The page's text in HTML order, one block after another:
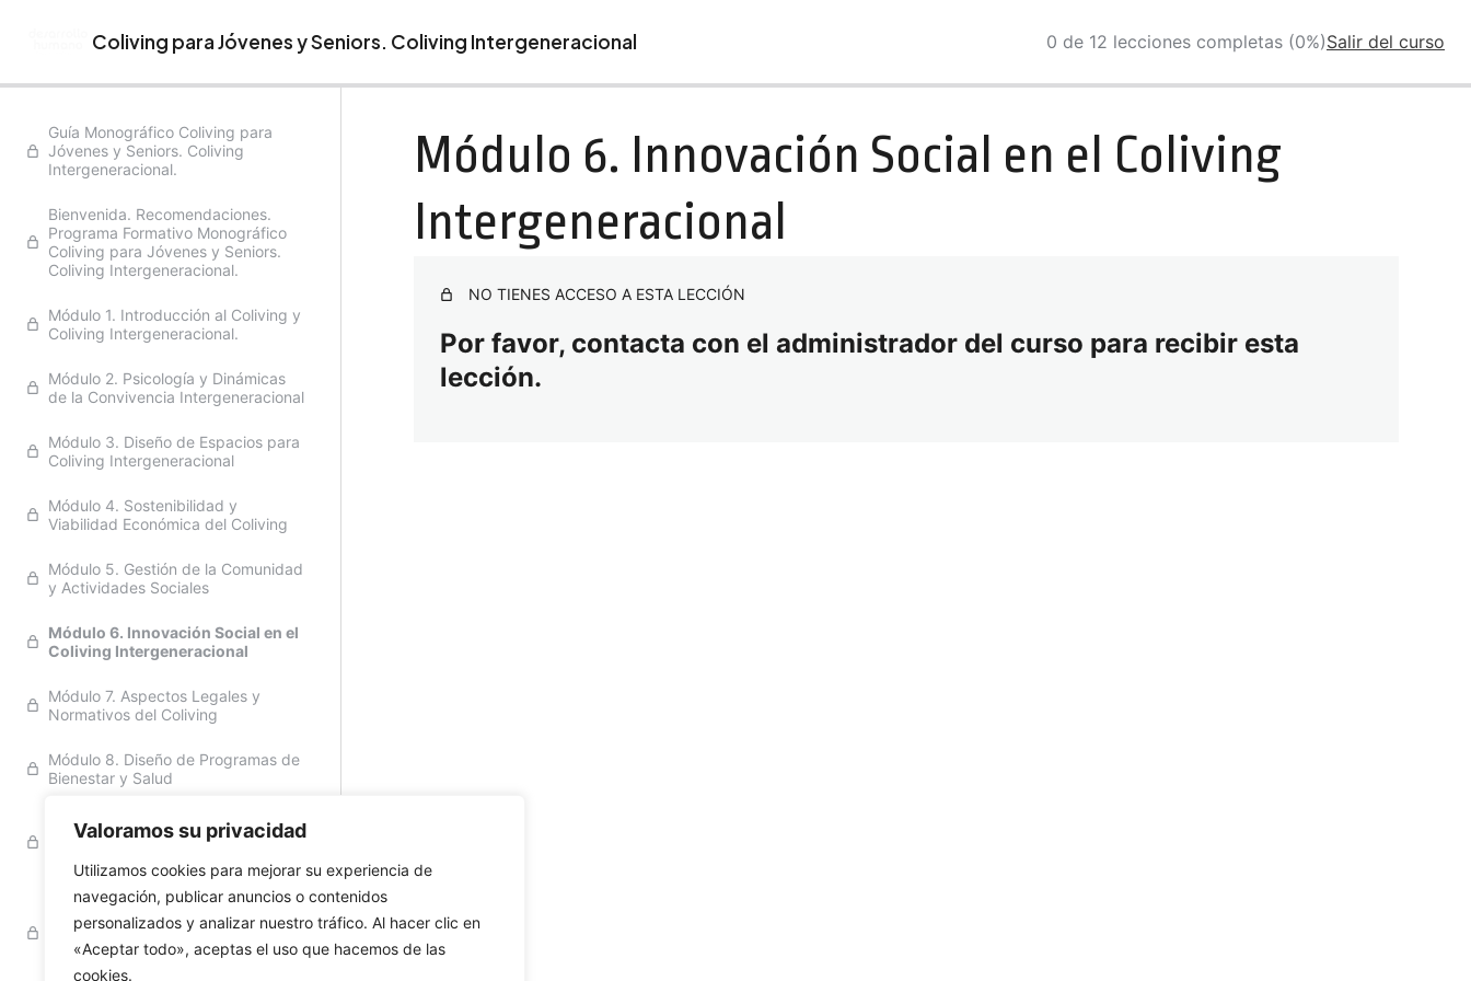
Valoramos su privacidad
Utilizamos cookies para mejorar su experiencia de
navegación, publicar anuncios o contenidos
personalizados y analizar nuestro tráfico. Al hacer clic en
«Aceptar todo», aceptas el uso que hacemos de las
cookies.
Coliving para Jóvenes y Seniors. Coliving Intergeneracional 0 de 12 lecciones completas (0%)Salir del curso
Guía Monográfico Coliving para
Jóvenes y Seniors. Coliving
Intergeneracional.
Bienvenida. Recomendaciones.
Programa Formativo Monográfico
Coliving para Jóvenes y Seniors.
Coliving Intergeneracional.
Módulo 1. Introducción al Coliving y
Coliving Intergeneracional.
Módulo 2. Psicología y Dinámicas
de la Convivencia Intergeneracional
Módulo 3. Diseño de Espacios para
Coliving Intergeneracional
Módulo 4. Sostenibilidad y
Viabilidad Económica del Coliving
Módulo 5. Gestión de la Comunidad
y Actividades Sociales
Módulo 6. Innovación Social en el
Coliving Intergeneracional
Módulo 7. Aspectos Legales y
Normativos del Coliving
Módulo 8. Diseño de Programas de
Bienestar y Salud
Módulo 9. Coliving
Intergeneracional en el Contexto
Global
10. Recursos Adicionales
Monográfico Coliving para Jóvenes
y Seniors. Coliving
Intergeneracional.
Módulo 6. Innovación Social en el Coliving
Intergeneracional
NO TIENES ACCESO A ESTA LECCIÓN
Por favor, contacta con el administrador del curso para recibir esta
lección.